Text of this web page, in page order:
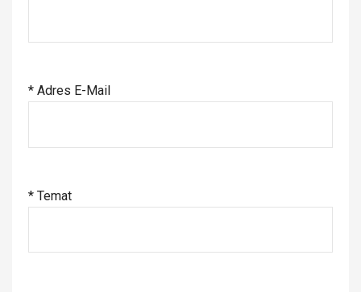
* Adres E-Mail
* Temat